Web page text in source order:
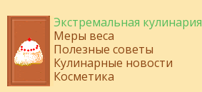
Экстремальная кулинария
Меры веса
Полезные советы
Кулинарные новости
Косметика